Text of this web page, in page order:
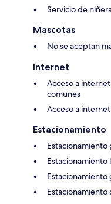
Servicio de
Mascotas
No se aceptan
Internet
Acceso a
comunes
Acceso a
Estacionamiento
Estacionamiento
Estacionamiento
Estacionamiento
Estacionamiento